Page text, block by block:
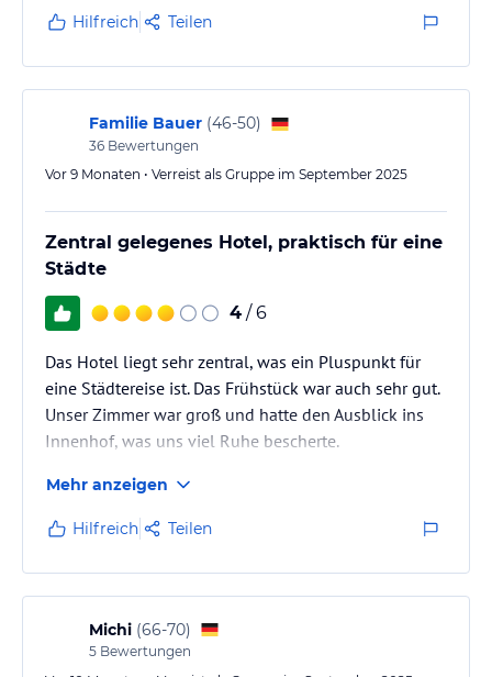
nicht direkt den Lift erreichen, dies geht erst mit
Zimmerkarte.
Hilfreich Teilen
Familie Bauer (46-50)
36 Bewertungen
Vor 9 Monaten • Verreist als Gruppe im September 2025
Zentral gelegenes Hotel, praktisch für eine
Städte
4 / 6
Das Hotel liegt sehr zentral, was ein Pluspunkt für
eine Städtereise ist. Das Frühstück war auch sehr gut.
Unser Zimmer war groß und hatte den Ausblick ins
Innenhof, was uns viel Ruhe bescherte.
Mehr anzeigen
Hilfreich Teilen
Michi (66-70)
5 Bewertungen